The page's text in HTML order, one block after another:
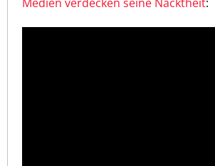
Medien verdecken seine Nacktheit: